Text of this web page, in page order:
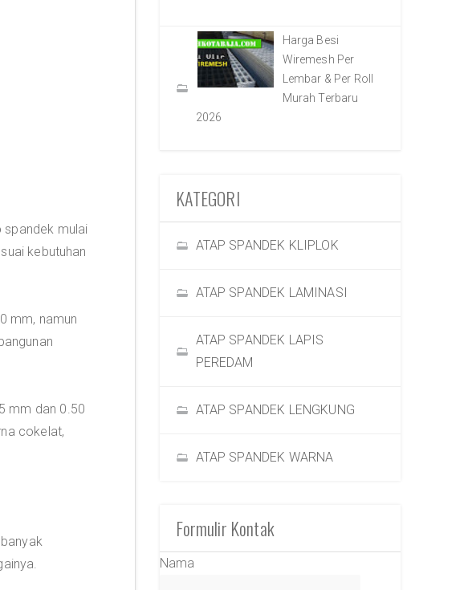
spandek mulai
kebutuhan
mm, namun
mm dan 0.50
cokelat,
Harga Besi
Wiremesh Per
Lembar & Per Roll
Murah Terbaru
2026
KATEGORI
ATAP SPANDEK KLIPLOK
ATAP SPANDEK LAMINASI
ATAP SPANDEK LAPIS
PEREDAM
ATAP SPANDEK LENGKUNG
ATAP SPANDEK WARNA
Formulir Kontak
Nama